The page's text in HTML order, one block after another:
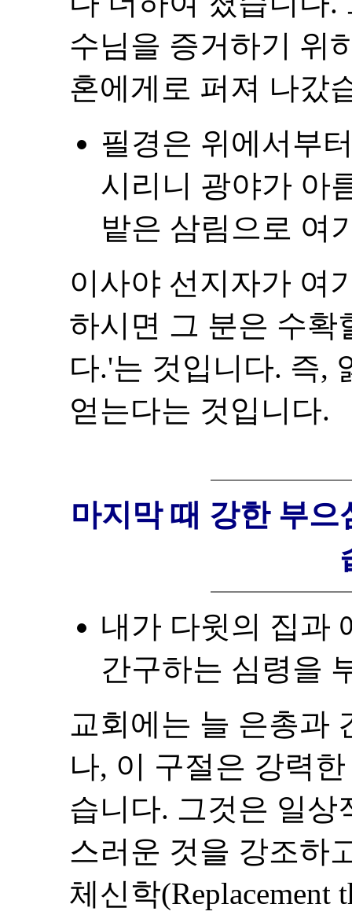
수님을 증거하기 위
혼에게로 퍼져 나갔
필경은 위에서부
시리니 광야가 아
밭은 삼림으로 여
이사야 선지자가 여
하시면 그 분은 수확
다.'는 것입니다. 즉,
얻는다는 것입니다.
마지막 때 강한 부
내가 다윗의 집과
간구하는 심령을
교회에는 늘 은총과
나, 이 구절은 강력
습니다. 그것은 일상
스러운 것을 강조하
체신학